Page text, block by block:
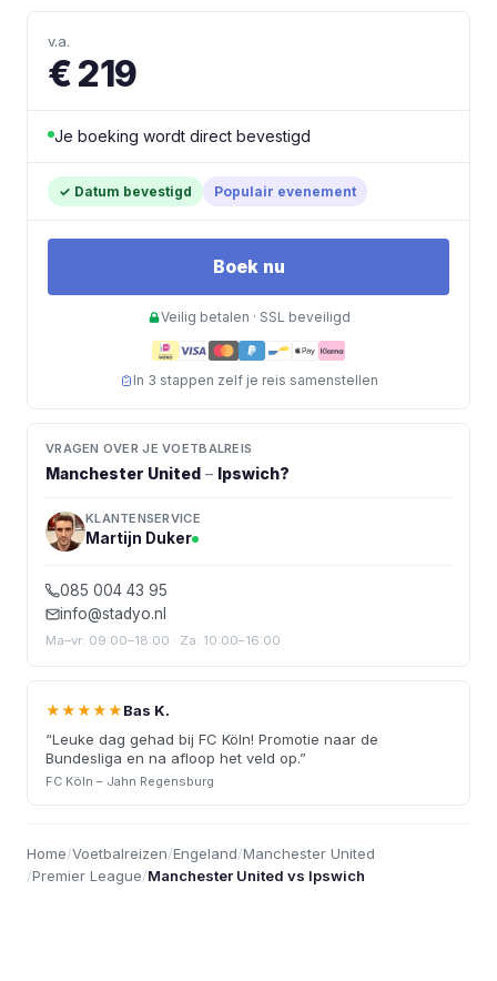
v.a.
€ 219
Je boeking wordt direct bevestigd
✓ Datum bevestigd Populair evenement
Boek nu
Veilig betalen · SSL beveiligd
In 3 stappen zelf je reis samenstellen
VRAGEN OVER JE VOETBALREIS
Manchester United – Ipswich?
KLANTENSERVICE
Martijn Duker
085 004 43 95
info@stadyo.nl
Ma–vr: 09:00–18:00 · Za: 10:00–16:00
★★★★★Bas K.
“Leuke dag gehad bij FC Köln! Promotie naar de
Bundesliga en na afloop het veld op.”
FC Köln – Jahn Regensburg
Home/Voetbalreizen/Engeland/Manchester United
/Premier League/Manchester United vs Ipswich